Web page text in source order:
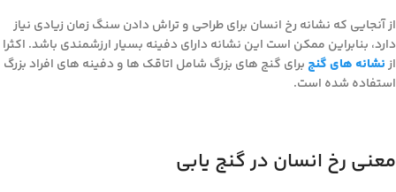
از آنجایی که نشانه رخ انسان برای طراحی و تراش دادن سنگ زمان زیادی نیاز
دارد، بنابراین ممکن است این نشانه دارای دفینه بسیار ارزشمندی باشد. اکثرا
ازنشانه های گنجبرای گنج های بزرگ شامل اتاقک ها و دفینه های افراد بزرگ
استفاده شده است.
معنی رخ انسان در گنج یابی